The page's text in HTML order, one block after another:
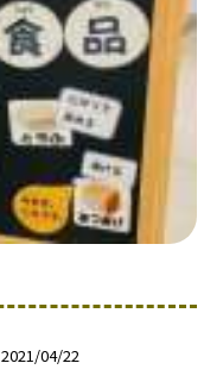
2021/04/22